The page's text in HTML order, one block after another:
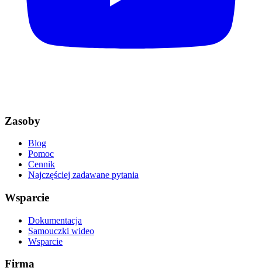
Zasoby
Blog
Pomoc
Cennik
Najczęściej zadawane pytania
Wsparcie
Dokumentacja
Samouczki wideo
Wsparcie
Firma